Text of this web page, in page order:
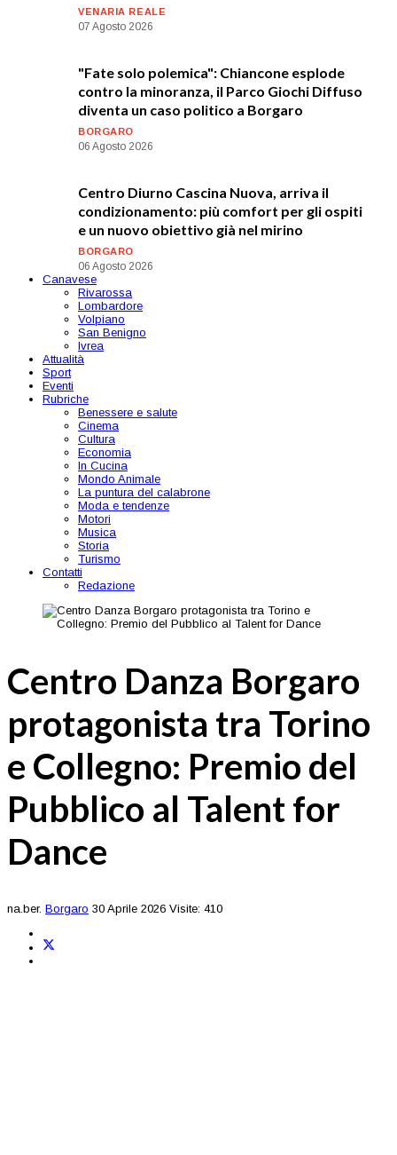
VENARIA REALE
07 Agosto 2026
"Fate solo polemica": Chiancone esplode
contro la minoranza, il Parco Giochi Diffuso
diventa un caso politico a Borgaro
BORGARO
06 Agosto 2026
Centro Diurno Cascina Nuova, arriva il
condizionamento: più comfort per gli ospiti
e un nuovo obiettivo già nel mirino
BORGARO
06 Agosto 2026
Canavese
Rivarossa
Lombardore
Volpiano
San Benigno
Ivrea
Attualità
Sport
Eventi
Rubriche
Benessere e salute
Cinema
Cultura
Economia
In Cucina
Mondo Animale
La puntura del calabrone
Moda e tendenze
Motori
Musica
Storia
Turismo
Contatti
Redazione
Centro Danza Borgaro
protagonista tra Torino
e Collegno: Premio del
Pubblico al Talent for
Dance
na.ber. Borgaro 30 Aprile 2026 Visite: 410